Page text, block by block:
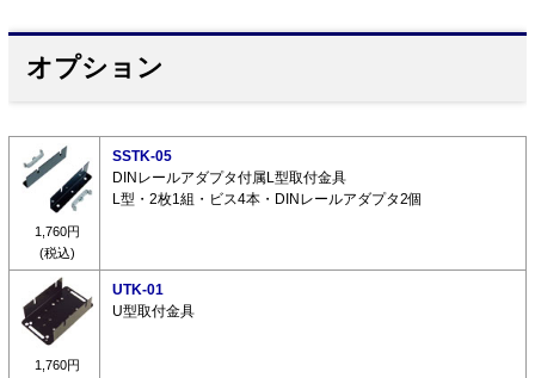
オプション
1,760円
(税込)
SSTK-05
DINレールアダプタ付属L型取付金具
L型・2枚1組・ビス4本・DINレールアダプタ2個
1,760円
UTK-01
U型取付金具